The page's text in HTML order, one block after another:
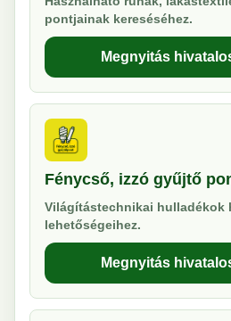
pontjainak kereséséhez.
Megnyitás
Fénycső, izzó gyűjtő
Világítástechnikai hulladékok
lehetőségeihez.
Megnyitás